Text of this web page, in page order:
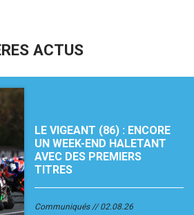
ACTUS
LE VIGEANT (86) : ENCORE
UN WEEK-END HALETANT
AVEC DES PREMIERS
TITRES
Communiqués 02.08.26